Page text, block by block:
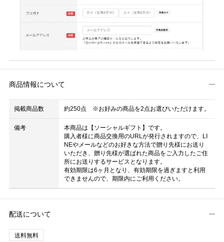
商品情報について
掲載商品数 約250点 ※お好みの商品を2点お選びいただけます。
備考
本商品は【ソーシャルギフト】です。
購入者様に商品交換用のURLが発行されますので、LI
NEやメールなどのお好きな方法で贈り先様にお送り
いただき、贈り先様が選ばれた商品をご入力したご住
所にお送りするサービスとなります。
有効期限は6ヶ月となり、有効期限を過ぎますと利用
できませんので、期限内にご利用ください。
配送について
送料無料